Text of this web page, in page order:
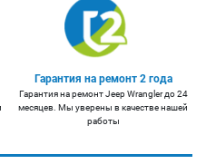
Гарантия на ремонт 2 года
Гарантия на ремонт Jeep Wrangler до 24
месяцев. Мы уверены в качестве нашей
работы